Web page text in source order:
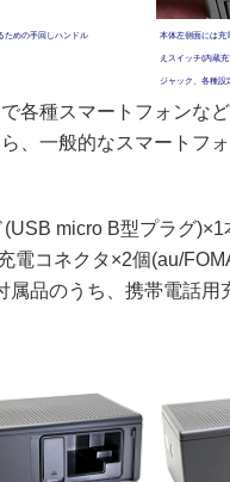
ための手回しハンドル 本体左側面には充
えスイッチ(内蔵
ジャック、各種設
各種スマートフォンな
、一般的なスマートフ
micro B型プラグ)×1
電コネクタ×2個(au/
品のうち、携帯電話用